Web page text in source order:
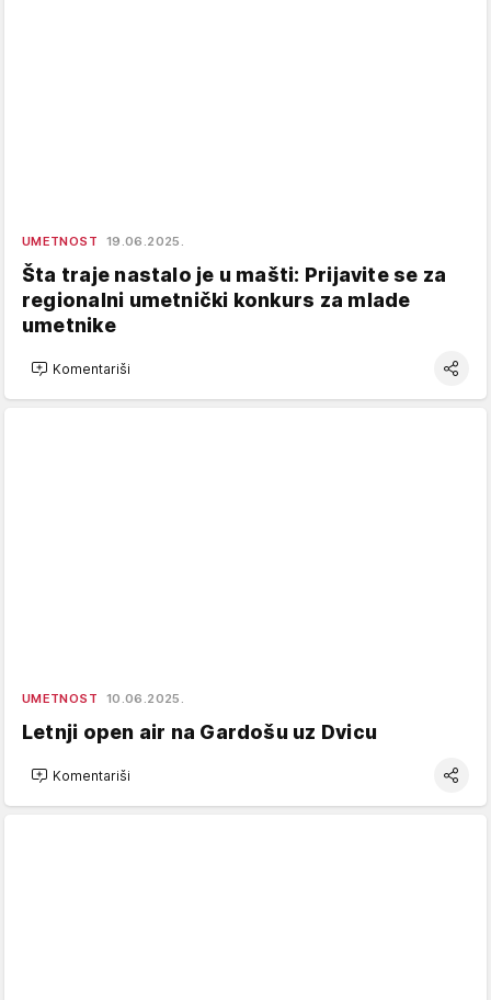
UMETNOST 19.06.2025.
Šta traje nastalo je u mašti: Prijavite se za
regionalni umetnički konkurs za mlade
umetnike
Komentariši
UMETNOST 10.06.2025.
Letnji open air na Gardošu uz Dvicu
Komentariši